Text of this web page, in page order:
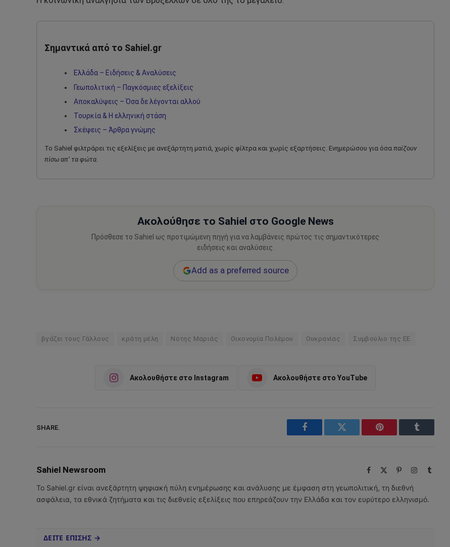
Σημαντικά από το Sahiel.gr
Ελλάδα – Ειδήσεις & Αναλύσεις
Γεωπολιτική – Παγκόσμιες εξελίξεις
Αποκαλύψεις – Όσα δε λέγονται αλλού
Τουρκία & Η ελληνική στάση
Σκέψεις – Άρθρα γνώμης
Το Sahiel φιλτράρει τις εξελίξεις με ανεξάρτητη ματιά, χωρίς φίλτρα και χωρίς εξαρτήσεις. Ενημερώσου για όσα παίζουν
πίσω απ’ τα φώτα.
Ακολούθησε το Sahiel στο Google News
Πρόσθεσε το Sahiel ως προτιμώμενη πηγή για να λαμβάνεις πρώτος τις σημαντικότερες
ειδήσεις και αναλύσεις.
Add as a preferred source
βγάζει τους Γάλλους κράτη μέλη Νότης Μαριάς Οικονομία Πολέμου Ουκρανίας Συμβούλιο της ΕΕ
Ακολουθήστε στο Instagram Ακολουθήστε στο YouTube
SHARE.
Facebook Twitter Pinterest Tumblr
Sahiel Newsroom Facebook PinterestInstagram
Tumblr
Το Sahiel.gr είναι ανεξάρτητη ψηφιακή πύλη ενημέρωσης και ανάλυσης με έμφαση στη γεωπολιτική, τη διεθνή
ασφάλεια, τα εθνικά ζητήματα και τις διεθνείς εξελίξεις που επηρεάζουν την Ελλάδα και τον ευρύτερο ελληνισμό.
ΔΕΙΤΕ ΕΠΙΣΗΣ →